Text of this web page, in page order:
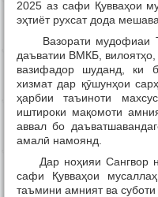
2025 аз сафи Қувваҳои
эҳтиёт рухсат дода
Вазорати мудофиаи
даъватии ВМКБ,
вазифадор шуданд, ки
хизмат дар қӯшунҳои
ҳарбии таъиноти
иштироки мақомоти
аввал бо
амалӣ намоянд.
Дар ноҳияи Сангвор
сафи Қувваҳои
таъмини амният ва